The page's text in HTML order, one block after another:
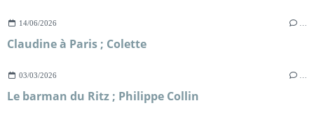
14/06/2026
Claudine à Paris ; Colette
03/03/2026
Le barman du Ritz ; Philippe Collin